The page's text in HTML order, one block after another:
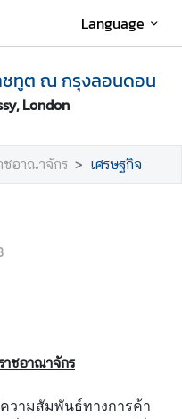
Language
ชทูต ณ กรุงลอนดอน
London
อาณาจักร เศรษฐกิจ
ชอาณาจักร
วามสัมพันธ์ทางการค้า